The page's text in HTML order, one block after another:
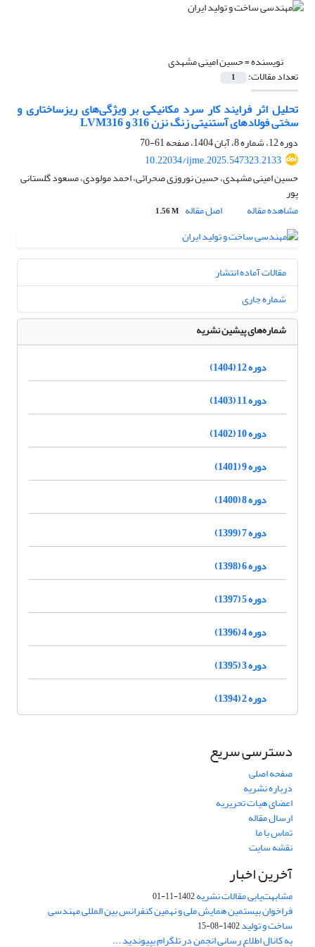
نویسنده =حسین امینی مشهدی
تعداد مقالات: 1
تحلیل اثر فرایند کار سرد مکانیکی بر ویژگی‌های ریزساختاری و
سختی فولادهای آستنیتی زنگ نزن 316 و LVM316
دوره 12، شماره 8، آبان 1404، صفحه
61-70
10.22034/ijme.2025.547323.2133
حسین امینی مشهدی، حسین نوروزی صحرائی، احمد مولودی، مسعود گلستانی
پور
مشاهده مقاله
اصل مقاله 1.56 M
مقالات آماده انتشار
شماره جاری
شماره‌های پیشین نشریه
دوره 12 (1404)
دوره 11 (1403)
دوره 10 (1402)
دوره 9 (1401)
دوره 8 (1400)
دوره 7 (1399)
دوره 6 (1398)
دوره 5 (1397)
دوره 4 (1396)
دوره 3 (1395)
دوره 2 (1394)
دسترسی سریع
صفحه اصلی
درباره نشریه
اعضای هیات تحریریه
ارسال مقاله
تماس با ما
نقشه سایت
آخرین اخبار
مشابهت‌یابی مقالات نشریه1402-11-01
فراخوان بیستمین همایش ملی و نهمین کنفرانس بین المللی مهندسی
ساخت و تولید1402-08-15
به کانال اطلاع رسانی انجمن در تلگرام بپیوندید ...